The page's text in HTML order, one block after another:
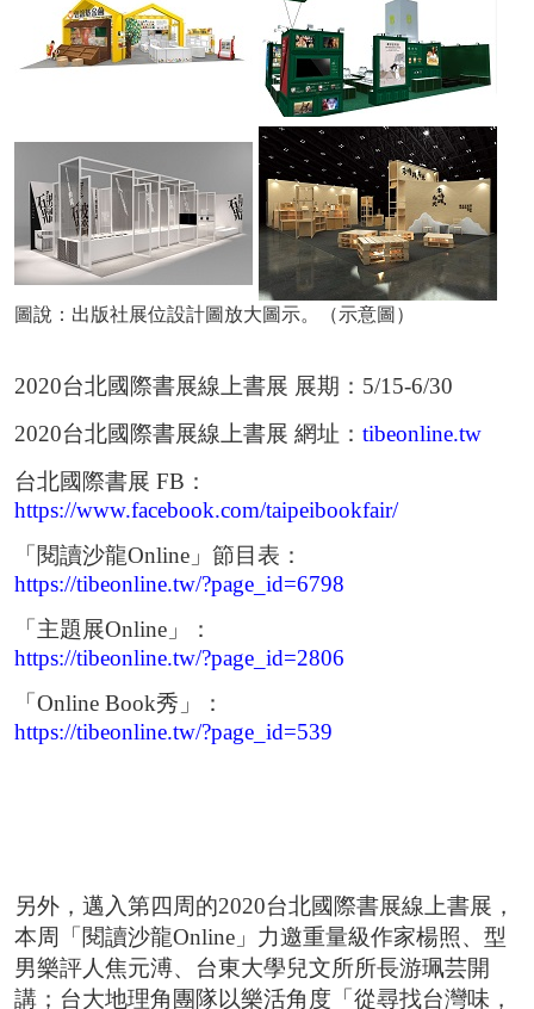
圖說：出版社展位設計圖放大圖示。（示意圖）
2020台北國際書展線上書展 展期：5/15-6/30
2020台北國際書展線上書展 網址： tibeonline.tw
台北國際書展 FB：
https://www.facebook.com/taipeibookfair/
「閱讀沙龍Online」節目表：
https://tibeonline.tw/?page_id=6798
「主題展Online」：
https://tibeonline.tw/?page_id=2806
「Online Book秀」：
https://tibeonline.tw/?page_id=539
另外，邁入第四周的2020台北國際書展線上書展，
本周「閱讀沙龍Online」力邀重量級作家楊照、型
男樂評人焦元溥、台東大學兒文所所長游珮芸開
講；台大地理角團隊以樂活角度「從尋找台灣味，